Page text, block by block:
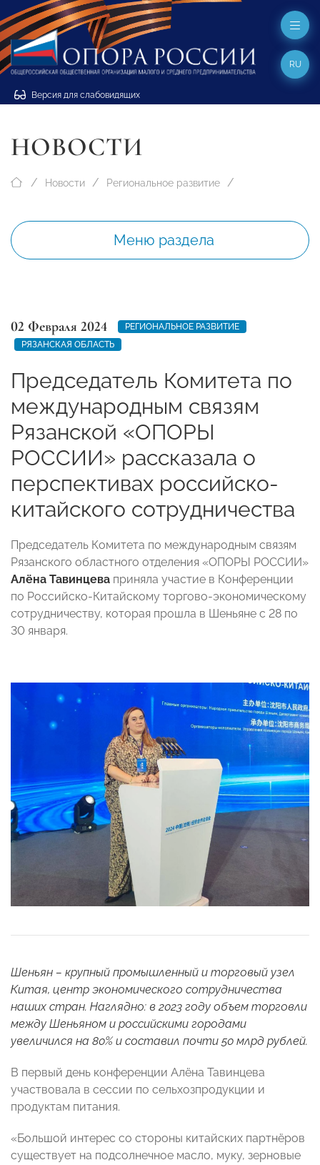
Версия для слабовидящих
RU
НОВОСТИ
Новости Региональное развитие
Меню раздела
02 Февраля 2024
РЕГИОНАЛЬНОЕ РАЗВИТИЕ
РЯЗАНСКАЯ ОБЛАСТЬ
Председатель Комитета по
международным связям
Рязанской «ОПОРЫ
РОССИИ» рассказала о
перспективах российско-
китайского сотрудничества
Председатель Комитета по международным связям
Рязанского областного отделения «ОПОРЫ РОССИИ»
Алёна Тавинцева приняла участие в Конференции
по Российско-Китайскому торгово-экономическому
сотрудничеству, которая прошла в Шеньяне с 28 по
30 января.
Шеньян – крупный промышленный и торговый узел
Китая, центр экономического сотрудничества
наших стран. Наглядно: в 2023 году объем торговли
между Шеньяном и российскими городами
увеличился на 80% и составил почти 50 млрд рублей.
В первый день конференции Алёна Тавинцева
участвовала в сессии по сельхозпродукции и
продуктам питания.
«Большой интерес со стороны китайских партнёров
существует на подсолнечное масло, муку, зерновые